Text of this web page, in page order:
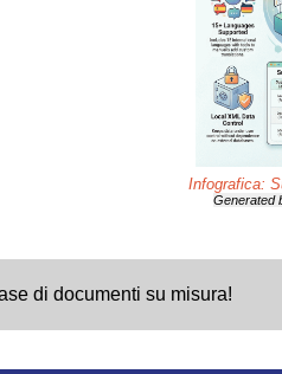
Infografica:
Generated
di documenti su misura!